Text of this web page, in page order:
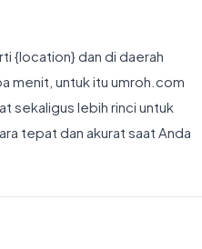
{location} dan di daerah
menit, untuk itu umroh.com
sekaligus lebih rinci untuk
tepat dan akurat saat Anda